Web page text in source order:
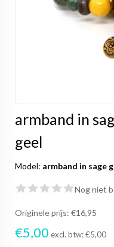
armband in
geel
Model: armband in sage
Nog niet
Originele prijs: €16,95
€5,00 excl. btw:€5,00